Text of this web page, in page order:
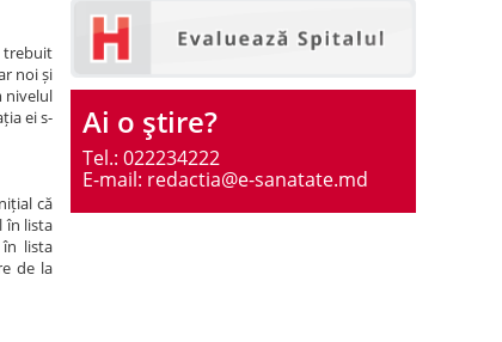
trebuit
noi și
nivelul
ei s-
că
în lista
lista
de la
Ai o ştire?
Tel.: 022234222
E-mail: redactia@e-sanatate.md